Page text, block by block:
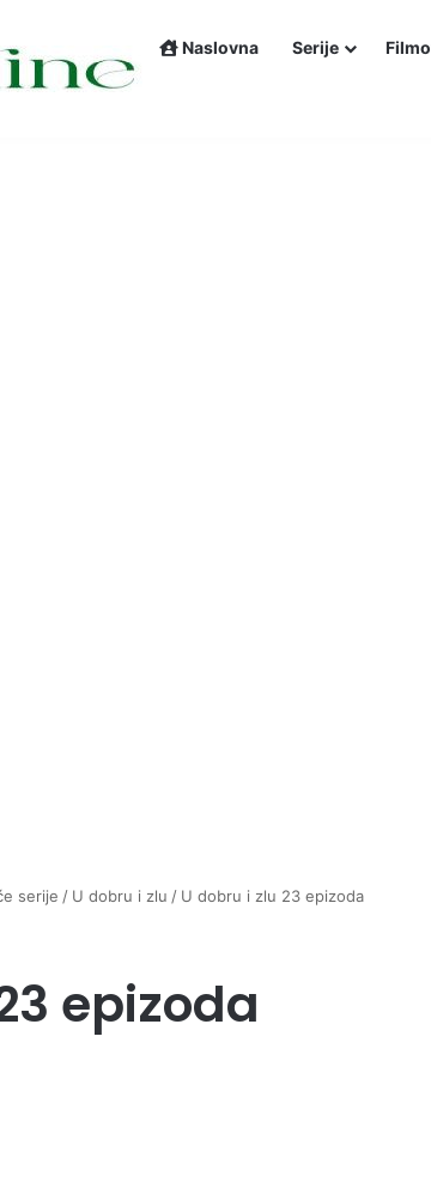
Naslovna Serije
serije / U dobru i zlu / U dobru i zlu 23 epizoda
epizoda